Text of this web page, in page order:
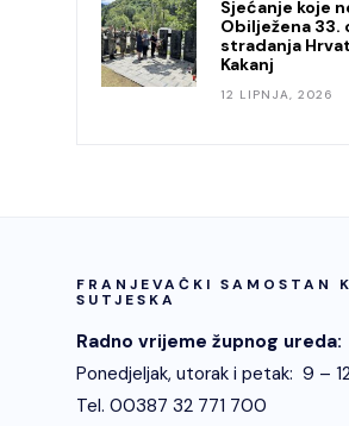
Sjećanje koje
Obilježena
stradanja
Kakanj
12 LIPNJA, 2026
FRANJEVAČKI SAMOSTAN
SUTJESKA
Radno vrijeme župnog ureda:
Ponedjeljak, utorak i petak: 9 –
Tel. 00387 32 771 700